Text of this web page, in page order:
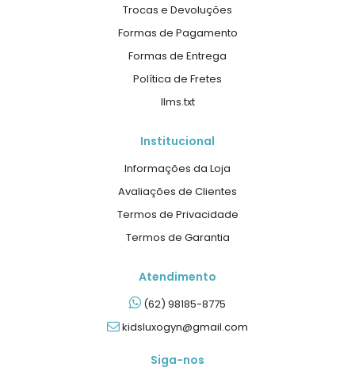
Trocas e Devoluções
Formas de Pagamento
Formas de Entrega
Política de Fretes
llms.txt
Institucional
Informações da Loja
Avaliações de Clientes
Termos de Privacidade
Termos de Garantia
Atendimento
(62) 98185-8775
kidsluxogyn@gmail.com
Siga-nos